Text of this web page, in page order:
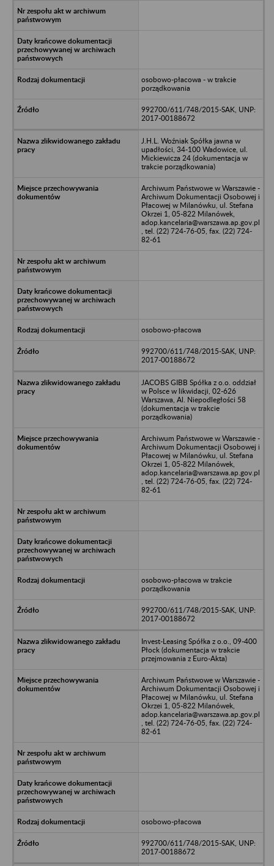
osobowo-płacowa - w trakcie
porządkowania
992700/611/748/2015-SAK, UNP:
2017-00188672
J.H.L. Woźniak Spółka jawna w
upadłości, 34-100 Wadowice, ul.
Mickiewicza 24 (dokumentacja w
trakcie porządkowania)
Archiwum Państwowe w Warszawie -
Archiwum Dokumentacji Osobowej i
Płacowej w Milanówku, ul. Stefana
Okrzei 1, 05-822 Milanówek,
adop.kancelaria@warszawa.ap.gov.pl
, tel. (22) 724-76-05, fax. (22) 724-
82-61
osobowo-płacowa
992700/611/748/2015-SAK, UNP:
2017-00188672
JACOBS GIBB Spółka z o.o. oddział
w Polsce w likwidacji, 02-626
Warszawa, Al. Niepodległości 58
(dokumentacja w trakcie
porządkowania)
Archiwum Państwowe w Warszawie -
Archiwum Dokumentacji Osobowej i
Płacowej w Milanówku, ul. Stefana
Okrzei 1, 05-822 Milanówek,
adop.kancelaria@warszawa.ap.gov.pl
, tel. (22) 724-76-05, fax. (22) 724-
82-61
osobowo-płacowa w trakcie
porządkowania
992700/611/748/2015-SAK, UNP:
2017-00188672
Invest-Leasing Spółka z o.o., 09-400
Płock (dokumentacja w trakcie
przejmowania z Euro-Akta)
Archiwum Państwowe w Warszawie -
Archiwum Dokumentacji Osobowej i
Płacowej w Milanówku, ul. Stefana
Okrzei 1, 05-822 Milanówek,
adop.kancelaria@warszawa.ap.gov.pl
, tel. (22) 724-76-05, fax. (22) 724-
82-61
osobowo-płacowa
992700/611/748/2015-SAK, UNP:
2017-00188672